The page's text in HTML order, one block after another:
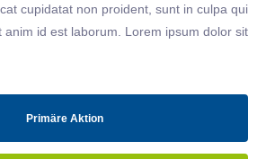
cupidatat non proident, sunt in culpa qui
anim id est laborum. Lorem ipsum dolor sit
Primäre Aktion